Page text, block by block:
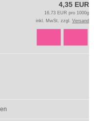
4,35 EUR
16,73 EUR pro 1000g
inkl. MwSt. zzgl. Versand